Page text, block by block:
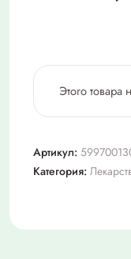
Этого товара
Артикул:
Категория: